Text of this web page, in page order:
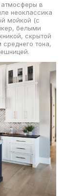
атмосферы в
неоклассика
мойкой (с
белыми
скрытой
тона,